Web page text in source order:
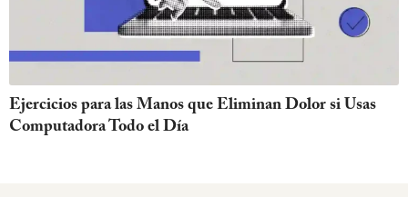
Ejercicios para las Manos que Eliminan Dolor si Usas
Computadora Todo el Día